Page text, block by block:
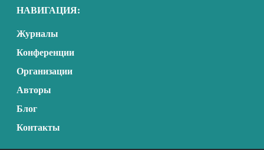
НАВИГАЦИЯ:
Журналы
Конференции
Организации
Авторы
Блог
Контакты